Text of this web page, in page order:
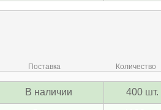
Поставка Количество
В наличии 400 шт.